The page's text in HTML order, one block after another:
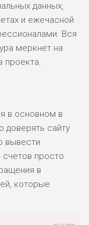
данных,
и ежечасной
Вся
меркнет на
проекта.
в основном в
доверять сайту
вывести
счетов просто
в
которые